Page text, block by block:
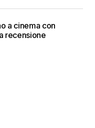
a cinema con
recensione